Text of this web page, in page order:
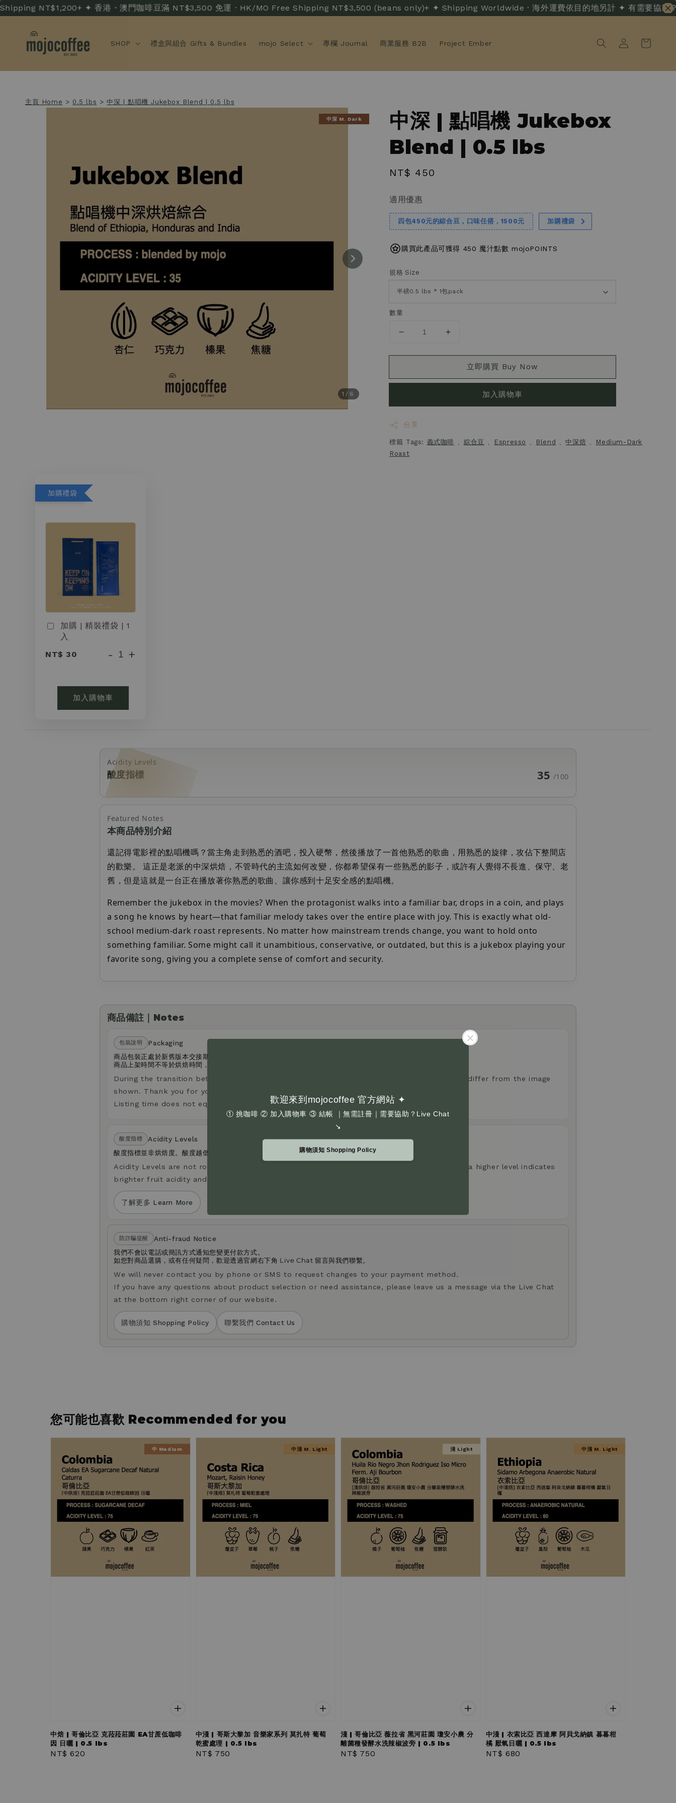
NT$1,200+ ✦ 香港・澳門咖啡豆滿 NT$3,500 免運 · HK/MO Free Shipping NT$3,500 (beans only)+ ✦ Shipping Worldwide · 海外運費依目的地另計 ✦ 有需要協助？ ·
歡迎來到mojocoffee 官方網站 ✦
① 挑咖啡 ② 加入購物車 ③ 結帳 ｜無需註冊｜需要協助？Live Chat
↘
購物須知 Shopping Policy
SHOP 禮盒與組合 Gifts & Bundles mojo Select 專欄 Journal 商業服務 B2B Project Ember
主頁 Home > 0.5 lbs >中深 | 點唱機 Jukebox Blend | 0.5 lbs
1/6
中深 M. Dark
中深 | 點唱機 Jukebox
Blend | 0.5 lbs
Regular
NT$ 450
適用優惠
四包450元的綜合豆，口味任搭，1500元 加購禮袋
購買此產品可獲得 450 魔汁點數 mojoPOINTS
規格 Size
數量
立即購買 Buy Now
加入購物車
分享
標籤 Tags: 義式咖啡 、綜合豆 、 Espresso 、 Blend 、中深焙 、
Medium-Dark
Roast
加購禮袋
加購 | 精裝禮袋 | 1
入
NT$ 30
- +
加入購物車
Acidity Levels
酸度指標 35 /100
Featured Notes
本商品特別介紹
還記得電影裡的點唱機嗎？當主角走到熟悉的酒吧，投入硬幣，然後播放了一首他熟悉的歌曲，用熟悉的旋律，攻佔下整間店
的歡樂。 這正是老派的中深烘焙，不管時代的主流如何改變，你都希望保有一些熟悉的影子，或許有人覺得不長進、保守、老
舊，但是這就是一台正在播放著你熟悉的歌曲、讓你感到十足安全感的點唱機。
Remember the jukebox in the movies? When the protagonist walks into a familiar bar, drops in a coin, and plays
a song he knows by heart—that familiar melody takes over the entire place with joy. This is exactly what old-
school medium-dark roast represents. No matter how mainstream trends change, you want to hold onto
something familiar. Some might call it unambitious, conservative, or outdated, but this is a jukebox playing your
favorite song, giving you a complete sense of comfort and security.
商品備註｜Notes
包裝說明
Packaging
商品包裝正處於新舊版本交接期，您收到的包裝樣式可能與商品圖片不同，敬請理解。
商品上架時間不等於烘焙時間，請放心。
During the transition between old and new packaging designs, the product you receive may differ from the image
shown. Thank you for your understanding.
Listing time does not equal roasting time.
酸度指標
Acidity Levels
酸度指標並非烘焙度。酸度越低，口感越沈穩厚實且不酸；酸度越高，果酸感更明顯、風味更清爽。
Acidity Levels are not roast levels. A lower acidity level indicates a heavier, less acidic taste; a higher level indicates
brighter fruit acidity and a lighter taste.
了解更多 Learn More
防詐騙提醒
Anti-fraud Notice
我們不會以電話或簡訊方式通知您變更付款方式。
如您對商品選購，或有任何疑問，歡迎透過官網右下角 Live Chat 留言與我們聯繫。
We will never contact you by phone or SMS to request changes to your payment method.
If you have any questions about product selection or need assistance, please leave us a message via the Live Chat
at the bottom right corner of our website.
購物須知 Shopping Policy 聯繫我們 Contact Us
您可能也喜歡 Recommended for you
中 Medium
中焙 | 哥倫比亞 克菈菈莊園 EA甘蔗低咖啡
因 日曬 | 0.5 lbs
Regular
NT$ 620
中淺 M. Light
中淺 | 哥斯大黎加 音樂家系列 莫扎特 葡萄
乾蜜處理 | 0.5 lbs
Regular
NT$ 750
淺 Light
淺 | 哥倫比亞 薇拉省 黑河莊園 瓊安小農 分
離菌種發酵水洗辣椒波旁 | 0.5 lbs
Regular
NT$ 750
中淺 M. Light
中淺 | 衣索比亞 西達摩 阿貝戈納鎮 暮暮柑
橘 厭氧日曬 | 0.5 lbs
Regular
NT$ 680